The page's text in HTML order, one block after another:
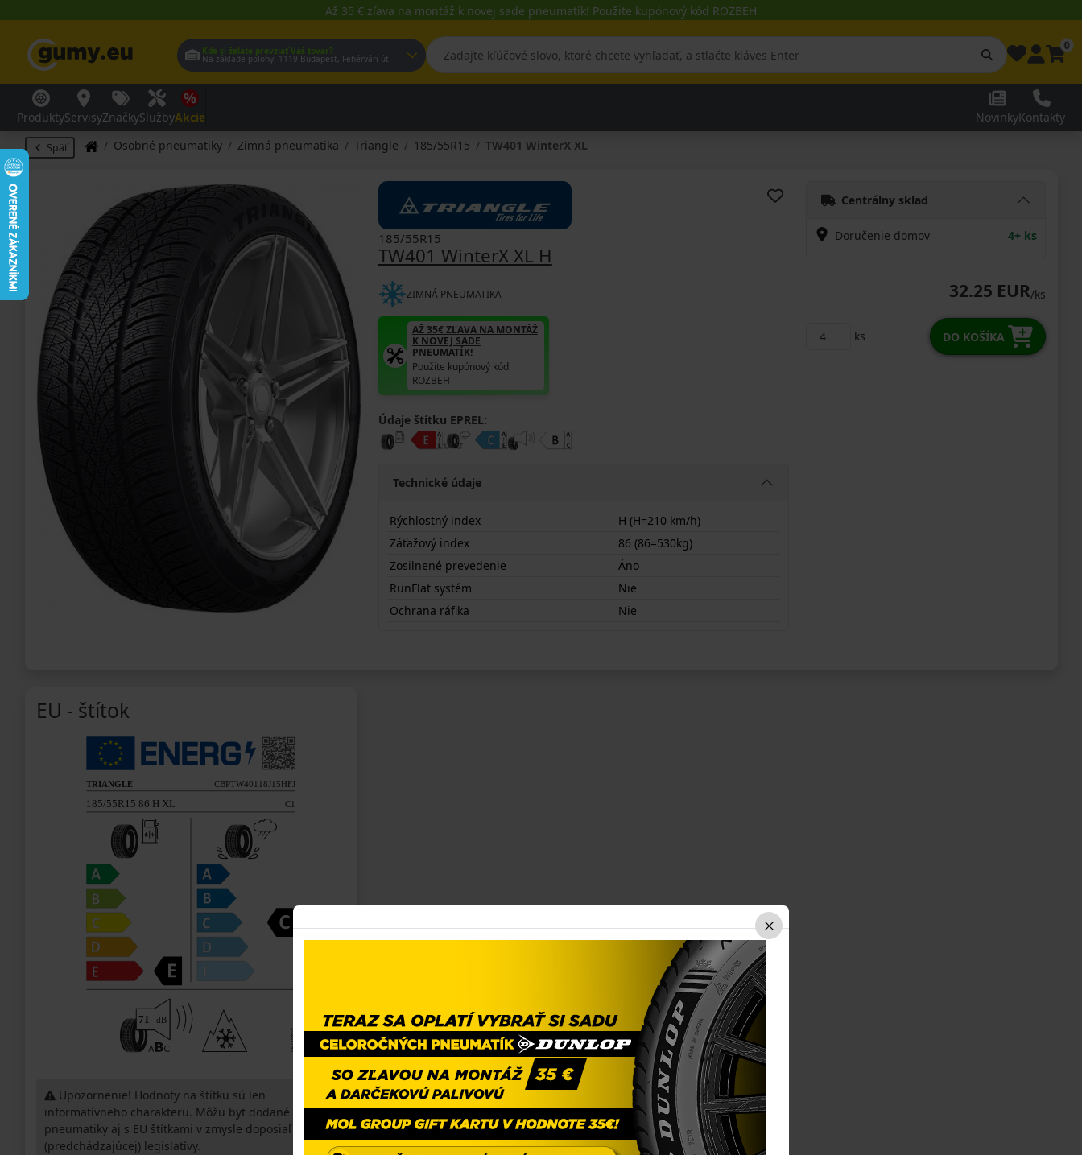
Až 35 € zľava na montáž k novej sade pneumatík! Použite kupónový kód ROZBEH
Kde si želáte prevziať Váš tovar?
Na základe polohy: 1119 Budapest, Fehérvári út
0
ProduktyServisyZnačkySlužbyAkcie NovinkyKontakty
Späť Osobné pneumatiky Zimná pneumatika Triangle 185/55R15 TW401 WinterX XL
TW401 WinterX XL H
185/55R15
ZIMNÁ PNEUMATIKA
AŽ 35€ ZĽAVA NA MONTÁŽ
K NOVEJ SADE
PNEUMATÍK!
Použite kupónový kód
ROZBEH
Údaje štítku EPREL:
Technické údaje
Rýchlostný index
H (H=210 km/h)
Záťažový index
86 (86=530kg)
Zosilnené prevedenie
Áno
RunFlat systém
Nie
Ochrana ráfika
Nie
Centrálny sklad
Doručenie domov 4+ ks
32.25 EUR/ks
ks DO KOŠÍKA
EU - štítok
Upozornenie! Hodnoty na štítku sú len
informatívneho charakteru. Môžu byť dodané
pneumatiky aj s EU štítkami v zmysle doposiaľ platnej
(predchádzajúcej) legislatívy.